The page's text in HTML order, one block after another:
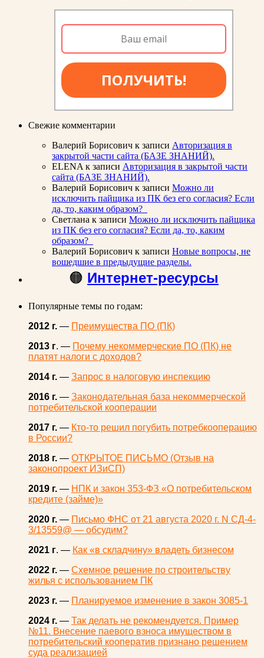
ПОЛУЧИТЬ!
Свежие комментарии
Валерий Борисович к записи Авторизация в
закрытой части сайта (БАЗЕ ЗНАНИЙ).
ELENA к записи Авторизация в закрытой части
сайта (БАЗЕ ЗНАНИЙ).
Валерий Борисович к записи Можно ли
исключить пайщика из ПК без его согласия? Если
да, то, каким образом?
Светлана к записи Можно ли исключить пайщика
из ПК без его согласия? Если да, то, каким
образом?
Валерий Борисович к записи Новые вопросы, не
вошедшие в предыдущие разделы.
🟠 Интернет-ресурсы
Популярные темы по годам:
2012 г. — Преимущества ПО (ПК)
2013 г. — Почему некоммерческие ПО (ПК) не
платят налоги с доходов?
2014 г. — Запрос в налоговую инспекцию
2016 г. — Законодательная база некоммерческой
потребительской кооперации
2017 г. — Кто-то решил погубить потребкооперацию
в России?
2018 г. — ОТКРЫТОЕ ПИСЬМО (Отзыв на
законопроект ИЗиСП)
2019 г. — НПК и закон 353-ФЗ «О потребительском
кредите (займе)»
2020 г. — Письмо ФНС от 21 августа 2020 г. N СД-4-
3/13559@ — обсудим?
2021 г. — Как «в складчину» владеть бизнесом
2022 г. — Схемное решение по строительству
жилья с использованием ПК
2023 г. — Планируемое изменение в закон 3085-1
2024 г. — Так делать не рекомендуется. Пример
№11. Внесение паевого взноса имуществом в
потребительский кооператив признано решением
суда реализацией